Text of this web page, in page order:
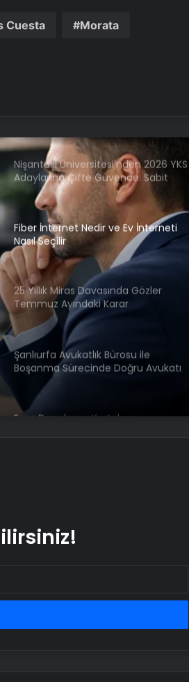
Cuesta Morata
Nişantaşı Üniversitesi’nden 2026 YKS
Adaylarına Çifte Güvence: Sabit
Ücret ve Kesintisiz Burs
Fiber İnternet Nedir ve Ev İnterneti
Nasıl Seçilir
25 Yıllık Miras Davasında Gözler
Temmuz Ayındaki Karar
Duruşmasına Çevrildi
Şanlıurfa Avukatlık Bürosu ile
Boşanma Sürecinde Doğru Avukatı
Eşya Depolama Kartal ve
Zihnin Gizemli Sınırları ve Ötesi :
Tasarım Ajansı